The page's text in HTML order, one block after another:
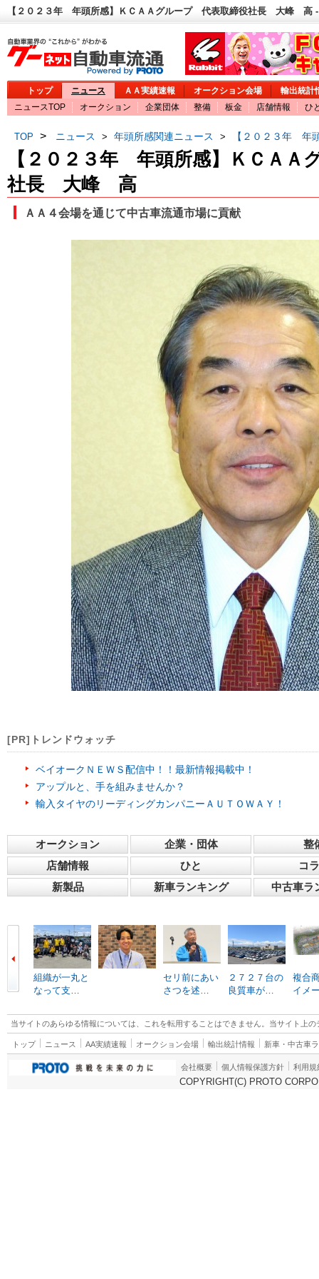
【２０２３年 年頭所感】ＫＣＡＡグループ 代表取締役社長 大峰 高 -
トップ ニュース ＡＡ実績速報 オークション会場
輸出統計
ニュースTOP
オークション 企業団体 整備 板金 店舗情報 ひ
TOP > ニュース > 年頭所感関連ニュース > 【２０２３年
【２０２３年 年頭所感】ＫＣＡ
社長 大峰 高
ＡＡ４会場を通じて中古車流通市場に貢献
[PR]トレンドウォッチ
ベイオークＮＥＷＳ配信中！！最新情報掲載中！
アップルと、手を組みませんか？
輸入タイヤのリーディングカンパニーＡＵＴＯＷＡＹ！
オークション 企業・団体
整
店舗情報
ひと
コ
新製品
新車ランキング 中古車ラ
組織が一丸と
なって支…
セリ前にあい
さつを述…
２７２７台の
良質車が…
複合
イメ
当サイトのあらゆる情報については、これを転用することはできません。当サイト上
トップ ニュース AA実績速報 オークション会場 輸出統計情報 新車・中古車
会社概要 個人情報保護方針 利用規
COPYRIGHT(C) PROTO